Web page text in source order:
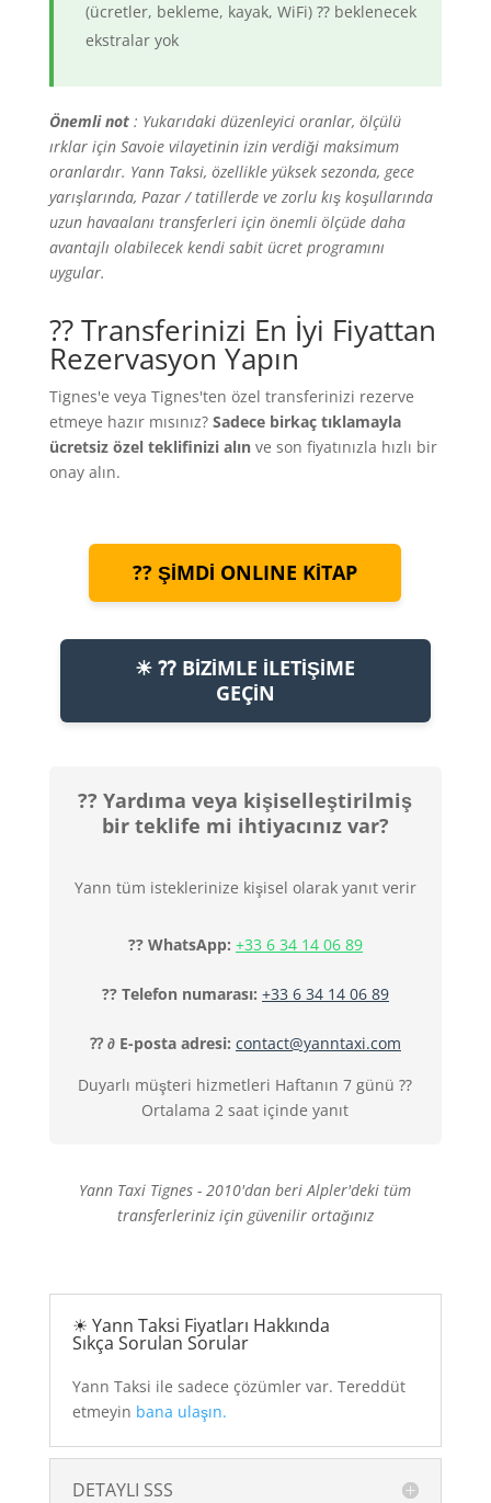
(ücretler, bekleme, kayak, WiFi) ⁇ beklenecek
ekstralar yok
Önemli not: Yukarıdaki düzenleyici oranlar, ölçülü
ırklar için Savoie vilayetinin izin verdiği maksimum
oranlardır. Yann Taksi, özellikle yüksek sezonda, gece
yarışlarında, Pazar / tatillerde ve zorlu kış koşullarında
uzun havaalanı transferleri için önemli ölçüde daha
avantajlı olabilecek kendi sabit ücret programını
uygular.
?? Transferinizi En İyi Fiyattan
Rezervasyon Yapın
Tignes'e veya Tignes'ten özel transferinizi rezerve
etmeye hazır mısınız? Sadece birkaç tıklamayla
ücretsiz özel teklifinizi alınve son fiyatınızla hızlı bir
onay alın.
?? ŞİMDİ ONLINE KİTAP
☀ ⁇ BİZİMLE İLETİŞİME
GEÇİN
?? Yardıma veya kişiselleştirilmiş
bir teklife mi ihtiyacınız var?
Yann tüm isteklerinize kişisel olarak yanıt verir
?? WhatsApp: +33 6 34 14 06 89
?? Telefon numarası: +33 6 34 14 06 89
⁇ ∂ E-posta adresi: contact@yanntaxi.com
Duyarlı müşteri hizmetleri Haftanın 7 günü ⁇
Ortalama 2 saat içinde yanıt
Yann Taxi Tignes - 2010'dan beri Alpler'deki tüm
transferleriniz için güvenilir ortağınız
☀ Yann Taksi Fiyatları Hakkında
Sıkça Sorulan Sorular
Yann Taksi ile sadece çözümler var. Tereddüt
etmeyin bana ulaşın.
DETAYLI SSS